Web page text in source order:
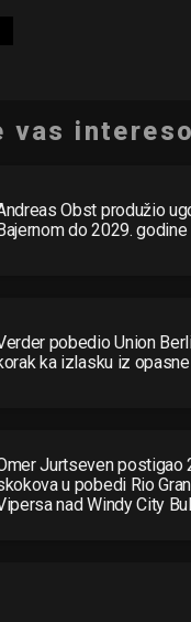
vas
Obst produžio
do 2029. godine
pobedio Union
ka izlasku iz
Jurtseven postigao
u pobedi Rio
nad Windy City